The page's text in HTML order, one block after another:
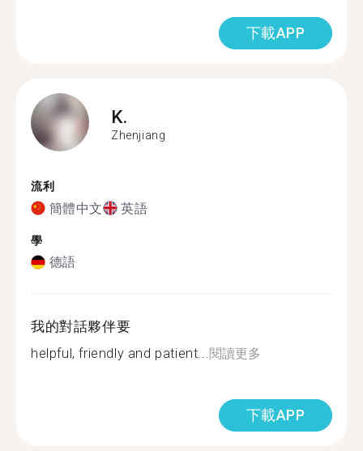
下載APP
K.
Zhenjiang
流利
簡體中文 英語
學
德語
我的對話夥伴要
helpful, friendly and patient...閱讀更多
下載APP